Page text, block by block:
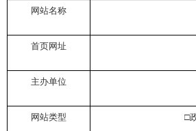
网站名称
首页网址
主办单位
网站类型 □